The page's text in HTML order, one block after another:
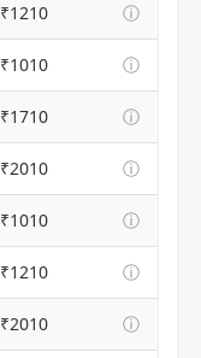
₹1210 ⓘ
₹1010 ⓘ
₹1710 ⓘ
₹2010 ⓘ
₹1010 ⓘ
₹1210 ⓘ
₹2010 ⓘ